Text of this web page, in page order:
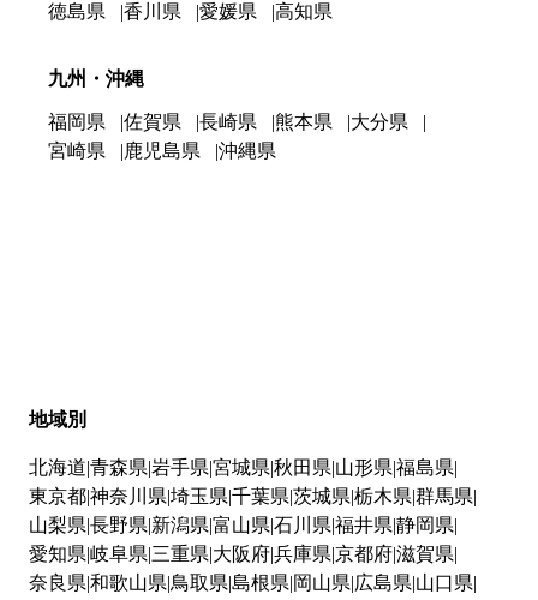
徳島県
香川県 愛媛県 高知県
九州・沖縄
福岡県 佐賀県 長崎県 熊本県
大分県
宮崎県
鹿児島県 沖縄県
地域別
北海道 青森県 岩手県 宮城県 秋田県 山形県 福島県
東京都神奈川県 埼玉県 千葉県 茨城県 栃木県 群馬県
山梨県 長野県 新潟県 富山県 石川県 福井県 静岡県
愛知県 岐阜県 三重県 大阪府兵庫県 京都府滋賀県
奈良県 和歌山県 鳥取県 島根県 岡山県 広島県 山口県